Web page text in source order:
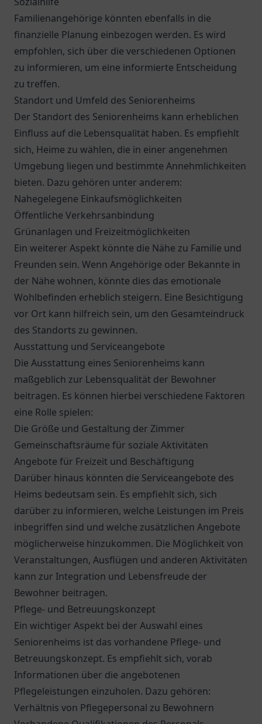
Familienangehörige könnten ebenfalls in die
finanzielle Planung einbezogen werden. Es wird
empfohlen, sich über die verschiedenen Optionen
zu informieren, um eine informierte Entscheidung
zu treffen.
Standort und Umfeld des Seniorenheims
Der Standort des Seniorenheims kann erheblichen
Einfluss auf die Lebensqualität haben. Es empfiehlt
sich, Heime zu wählen, die in einer angenehmen
Umgebung liegen und bestimmte Annehmlichkeiten
bieten. Dazu gehören unter anderem:
Nahegelegene Einkaufsmöglichkeiten
Öffentliche Verkehrsanbindung
Grünanlagen und Freizeitmöglichkeiten
Ein weiterer Aspekt könnte die Nähe zu Familie und
Freunden sein. Wenn Angehörige oder Bekannte in
der Nähe wohnen, könnte dies das emotionale
Wohlbefinden erheblich steigern. Eine Besichtigung
vor Ort kann hilfreich sein, um den Gesamteindruck
des Standorts zu gewinnen.
Ausstattung und Serviceangebote
Die Ausstattung eines Seniorenheims kann
maßgeblich zur Lebensqualität der Bewohner
beitragen. Es können hierbei verschiedene Faktoren
eine Rolle spielen:
Die Größe und Gestaltung der Zimmer
Gemeinschaftsräume für soziale Aktivitäten
Angebote für Freizeit und Beschäftigung
Darüber hinaus könnten die Serviceangebote des
Heims bedeutsam sein. Es empfiehlt sich, sich
darüber zu informieren, welche Leistungen im Preis
inbegriffen sind und welche zusätzlichen Angebote
möglicherweise hinzukommen. Die Möglichkeit von
Veranstaltungen, Ausflügen und anderen Aktivitäten
kann zur Integration und Lebensfreude der
Bewohner beitragen.
Pflege- und Betreuungskonzept
Ein wichtiger Aspekt bei der Auswahl eines
Seniorenheims ist das vorhandene Pflege- und
Betreuungskonzept. Es empfiehlt sich, vorab
Informationen über die angebotenen
Pflegeleistungen einzuholen. Dazu gehören:
Verhältnis von Pflegepersonal zu Bewohnern